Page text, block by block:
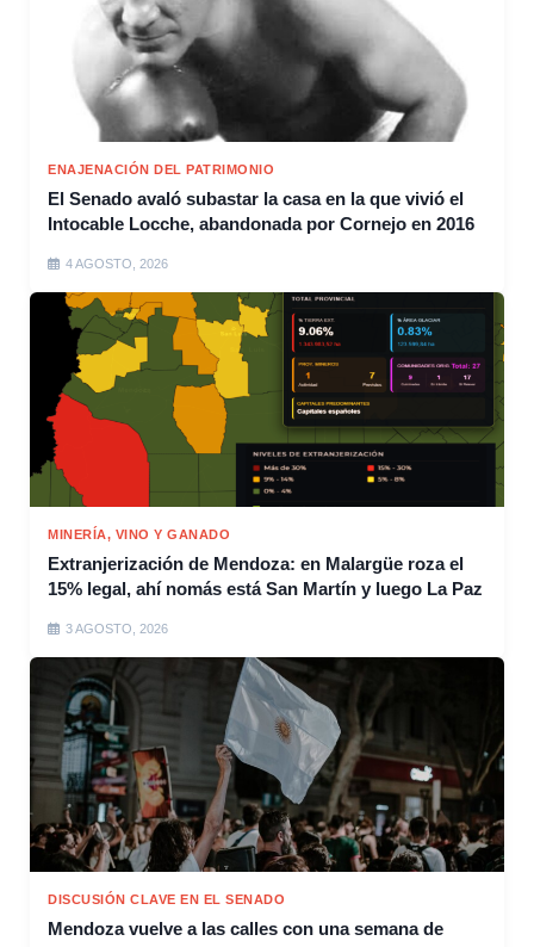
ENAJENACIÓN DEL PATRIMONIO
El Senado avaló subastar la casa en la que vivió el
Intocable Locche, abandonada por Cornejo en 2016
4 AGOSTO, 2026
MINERÍA, VINO Y GANADO
Extranjerización de Mendoza: en Malargüe roza el
15% legal, ahí nomás está San Martín y luego La Paz
3 AGOSTO, 2026
DISCUSIÓN CLAVE EN EL SENADO
Mendoza vuelve a las calles con una semana de